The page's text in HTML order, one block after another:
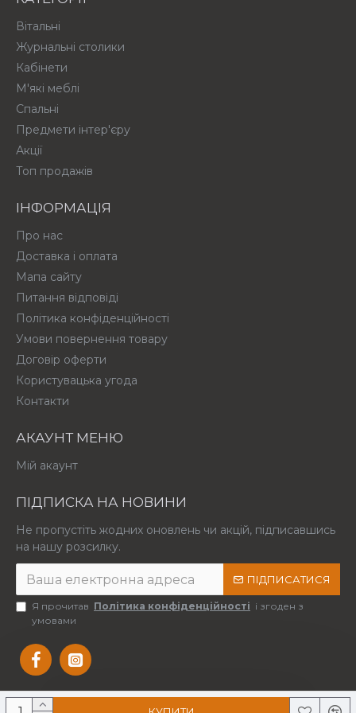
Вітальні
Журнальні столики
Кабінети
М'які меблі
Спальні
Предмети інтер'єру
Акції
Топ продажів
ІНФОРМАЦІЯ
Про нас
Доставка і оплата
Мапа сайту
Питання відповіді
Політика конфіденційності
Умови повернення товару
Договір оферти
Користувацька угода
Контакти
АКАУНТ МЕНЮ
Мій акаунт
ПІДПИСКА НА НОВИНИ
Не пропустіть жодних оновлень чи акцій, підписавшись
на нашу розсилку.
ПІДПИСАТИСЯ
Я прочитав Політика конфіденційності і згоден з
умовами